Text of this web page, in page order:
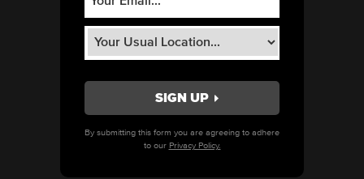
By submitting this form you are agreeing to adhere
to our Privacy Policy.